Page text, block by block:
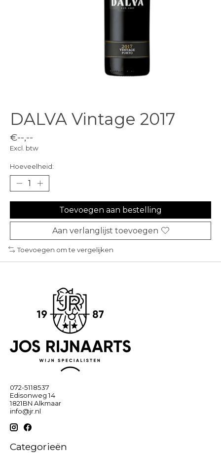
DALVA Vintage 2017
€--,--
Excl. btw
Hoeveelheid:
Toevoegen aan bestelling
Aan verlanglijst toevoegen
Toevoegen om te vergelijken
072-5118537
Edisonweg 14
1821BN Alkmaar
info@jr.nl
Categorieën